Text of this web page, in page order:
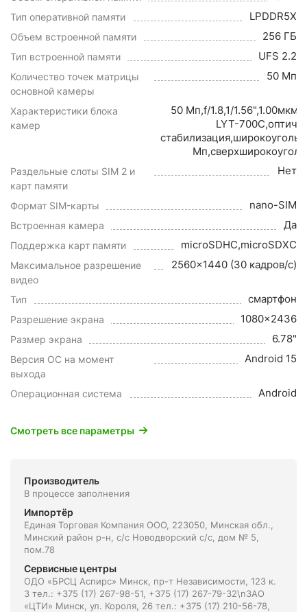
Тип оперативной памяти LPDDR5X
Объем встроенной памяти 256 ГБ
Тип встроенной памяти UFS 2.2
Количество точек матрицы
основной камеры
50 Мп
Характеристики блока
камер
50 Мп,f/1.8,1/
LYT-
Раздельные слоты SIM 2 и
карт памяти
Нет
Формат SIM-карты nano-SIM
Встроенная камера Да
Поддержка карт памяти microSDHC,microSDXC
Максимальное разрешение
видео
2560x1440 (30 кадров/с)
Тип смартфон
Разрешение экрана 1080x2436
Размер экрана 6.78"
Версия ОС на момент
выхода
Android 15
Операционная система Android
Смотреть все параметры
Производитель
В процессе заполнения
Импортёр
Единая Торговая Компания ООО, 223050, Минская обл.,
Минский район р-н, с/с Новодворский с/с, дом № 5,
пом.78
Сервисные центры
ОДО «БРСЦ Аспирс» Минск, пр-т Независимости, 123 к.
3 тел.: +375 (17) 267-98-51, +375 (17) 267-79-32\nЗАО
«ЦТИ» Минск, ул. Короля, 26 тел.: +375 (17) 210-56-78,